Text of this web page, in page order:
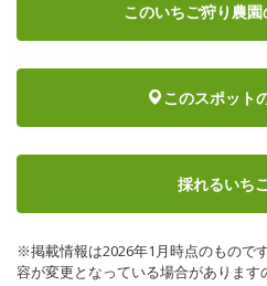
このいちご狩り農
このスポット
採れるいち
※掲載情報は2026年1月時点のもので
容が変更となっている場合がありま